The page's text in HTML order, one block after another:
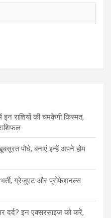
राशियों की चमकेगी किस्मत,
पौधे, बनाएं इन्‍हें अपने होम
ग्रेजुएट और प्रोफेशनल्स
दर्द? इन एक्सरसाइज को करें,